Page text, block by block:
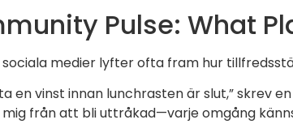
Pulse: What
medier lyfter ofta fram hur
en vinst innan lunchrasten är slut,” skrev
från att bli uttråkad—varje omgång